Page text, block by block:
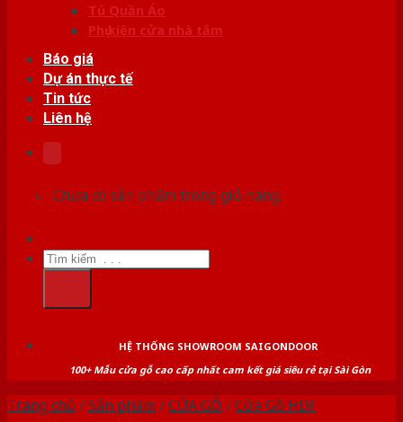
Tủ Quần Áo
Phụ kiện cửa nhà tắm
Báo giá
Dự án thực tế
Tin tức
Liên hệ
Chưa có sản phẩm trong giỏ hàng.
Tìm
kiếm:
HỆ THỐNG SHOWROOM SAIGONDOOR
100+ Mẫu cửa gỗ cao cấp nhất cam kết giá siêu rẻ tại Sài Gòn
Trang chủ /Sản phẩm /CỬA GỖ /Cửa Gỗ HDF